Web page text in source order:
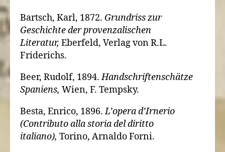
Bartsch, Karl, 1872. Grundriss zur
Geschichte der provenzalischen
Literatur, Eberfeld, Verlag von R.L.
Friderichs.
Beer, Rudolf, 1894.Handschriftenschätze
Spaniens, Wien, F. Tempsky.
Besta, Enrico, 1896.L’opera d’Irnerio
(Contributo alla storia del diritto
italiano), Torino, Arnaldo Forni.